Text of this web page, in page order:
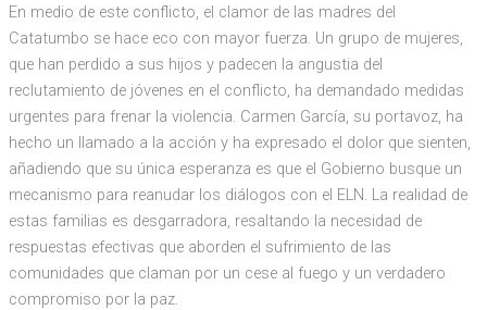
En medio de este conflicto, el clamor de las madres del
Catatumbo se hace eco con mayor fuerza. Un grupo de mujeres,
que han perdido a sus hijos y padecen la angustia del
reclutamiento de jóvenes en el conflicto, ha demandado medidas
urgentes para frenar la violencia. Carmen García, su portavoz, ha
hecho un llamado a la acción y ha expresado el dolor que sienten,
añadiendo que su única esperanza es que el Gobierno busque un
mecanismo para reanudar los diálogos con el ELN. La realidad de
estas familias es desgarradora, resaltando la necesidad de
respuestas efectivas que aborden el sufrimiento de las
comunidades que claman por un cese al fuego y un verdadero
compromiso por la paz.